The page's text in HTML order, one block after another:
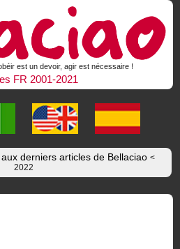
est un devoir, agir est nécessaire !
FR 2001-2021
derniers articles de Bellaciao <
2022